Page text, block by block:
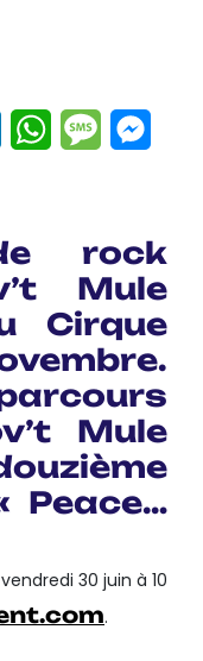
LinkedInWhatsApp
rock
Mule
Cirque
Mule
Peace…
30 juin à 10
.